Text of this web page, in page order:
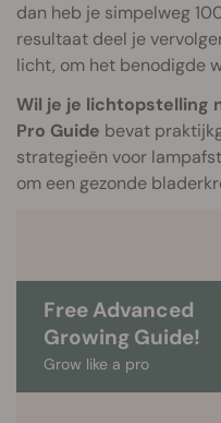
dan heb je simpelweg
resultaat deel je
licht, om het benodigde
Wil je je lichtopstelling
Pro Guide bevat
strategieën voor
om een gezonde
Free Advanced
Growing Guide!
Grow like a pro